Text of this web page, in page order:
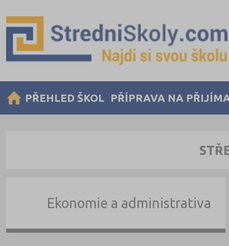
PŘEHLED ŠKOL PŘÍPRAVA NA
Ekonomie a administrativa